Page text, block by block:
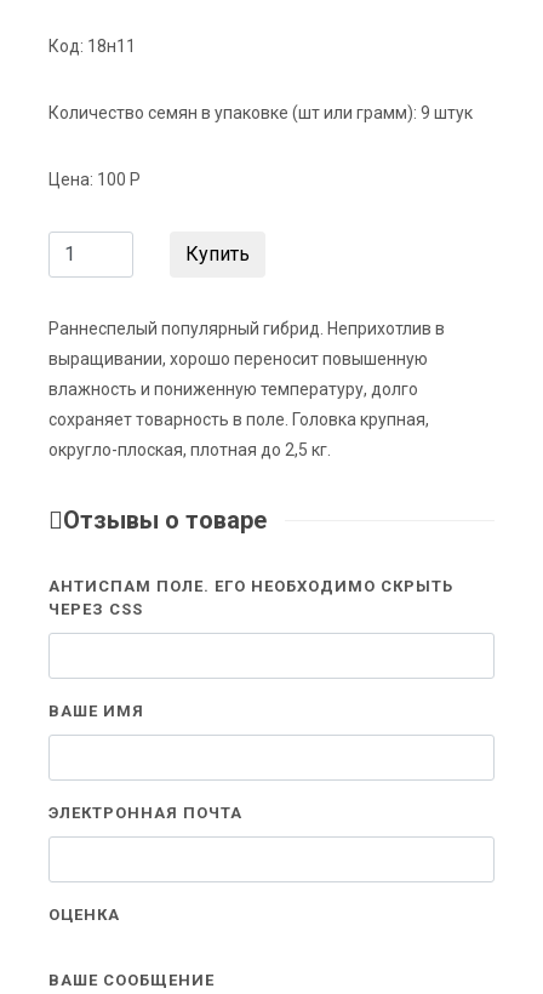
Код: 18н11
Количество семян в упаковке (шт или грамм): 9 штук
Цена: 100 Р
Купить
Раннеспелый популярный гибрид. Неприхотлив в
выращивании, хорошо переносит повышенную
влажность и пониженную температуру, долго
сохраняет товарность в поле. Головка крупная,
округло-плоская, плотная до 2,5 кг.
Отзывы о товаре
АНТИСПАМ ПОЛЕ. ЕГО НЕОБХОДИМО СКРЫТЬ
ЧЕРЕЗ CSS
ВАШЕ ИМЯ
ЭЛЕКТРОННАЯ ПОЧТА
ОЦЕНКА
ВАШЕ СООБЩЕНИЕ